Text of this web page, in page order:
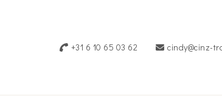
+31 6 10 65 03 62 cindy@cinz-